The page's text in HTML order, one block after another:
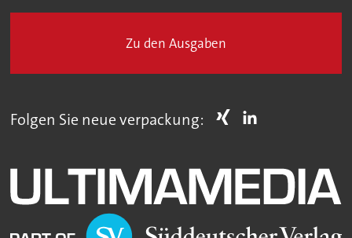
Zu den Ausgaben
Folgen Sie neue verpackung: